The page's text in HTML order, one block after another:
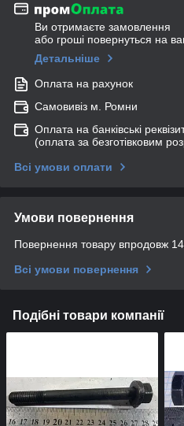
Ви отримаєте замовлення
або гроші повернуться на
Детальніше
Оплата на рахунок
Самовивіз м. Ромни
Оплата на банківські
(оплата за безготівковим
Всі умови оплати
Умови повернення
Повернення товару впродовж
Всі умови повернення
Подібні товари компанії